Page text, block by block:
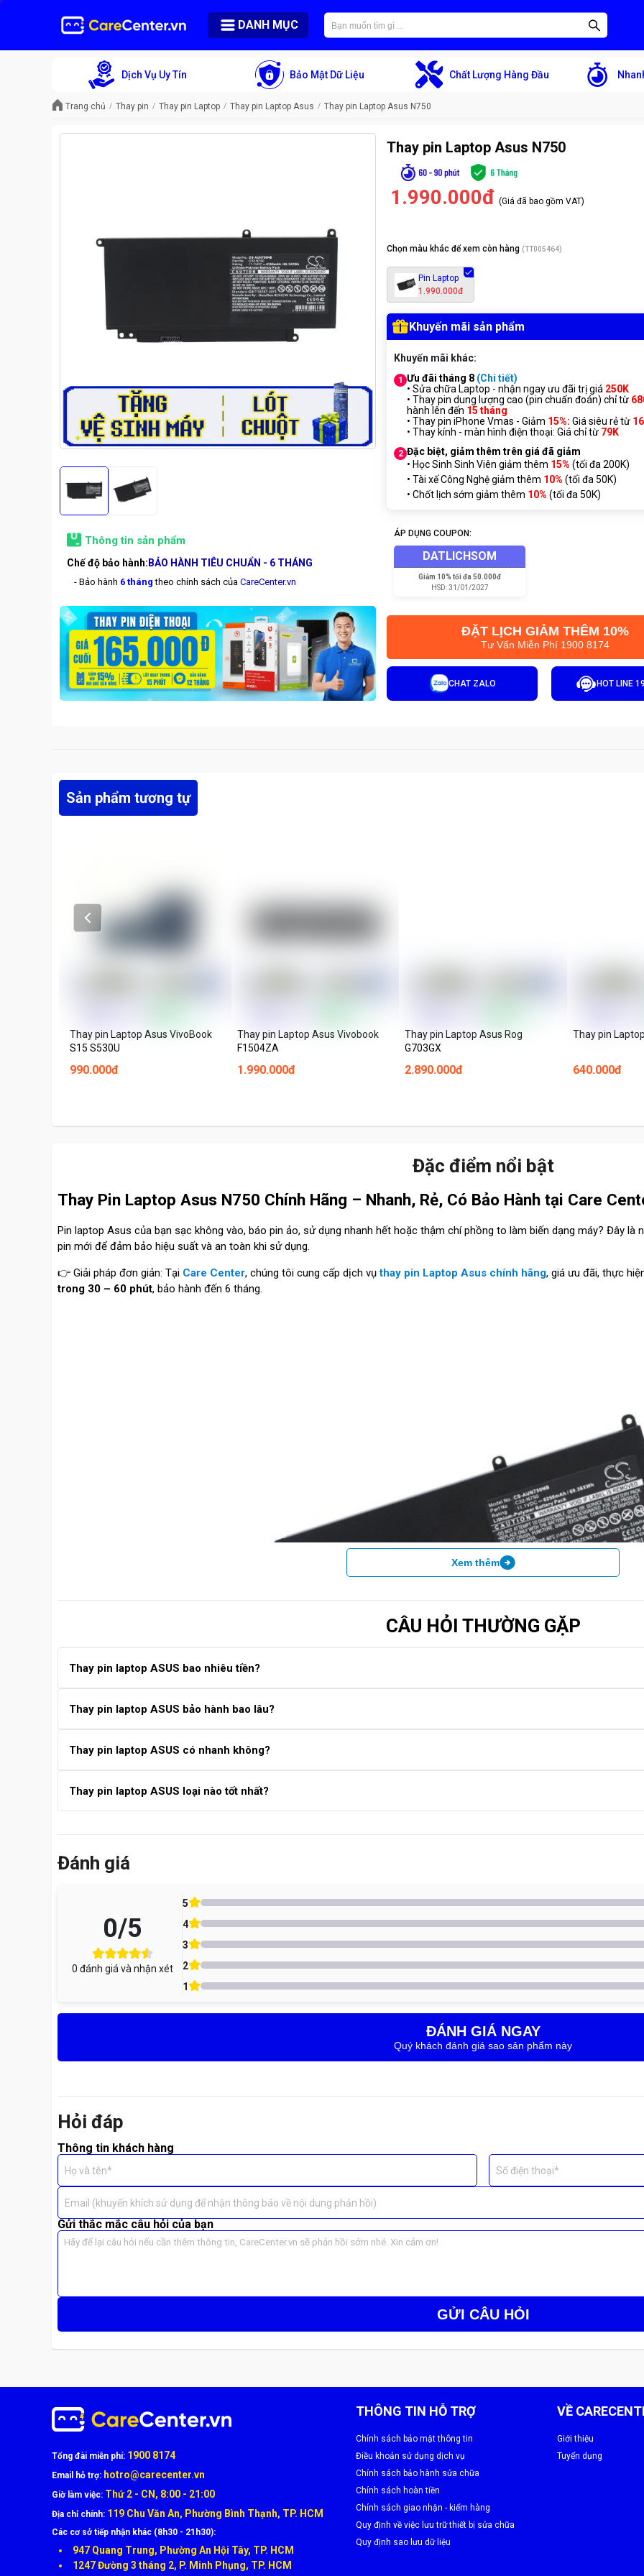
DANH MỤC
Dịch Vụ Uy Tín Bảo Mật Dữ Liệu Chất Lượng Hàng Đầu
Trang chủ Thay pin Thay pin Laptop Thay pin Laptop Asus Thay pin Laptop Asus N750
Thông tin sản phẩm
Chế độ bảo hành: BẢO HÀNH TIÊU CHUẨN - 6 THÁNG
- Bảo hành 6 tháng theo chính sách của CareCenter.vn
Thay pin Laptop Asus N750
1.990.000đ (Giá đã bao gồm VAT)
Chọn màu khác để xem còn hàng (TT005464)
Pin Laptop
1.990.000đ
Khuyến mãi sản phẩm
Khuyến mãi khác:
1 Ưu đãi tháng 8 (Chi tiết)
• Sửa chữa Laptop - nhận ngay ưu đãi trị giá 250K
• Thay pin dung lượng cao (pin chuẩn đoán) chỉ từ
hành lên đến 15 tháng
• Thay pin iPhone Vmas - Giảm 15%: Giá siêu rẻ từ
• Thay kính - màn hình điện thoại: Giá chỉ từ 79K
2 Đặc biệt, giảm thêm trên giá đã giảm
• Học Sinh Sinh Viên giảm thêm 15% (tối đa 200K)
• Tài xế Công Nghệ giảm thêm 10% (tối đa 50K)
• Chốt lịch sớm giảm thêm 10% (tối đa 50K)
ÁP DỤNG COUPON:
DATLICHSOM
Giảm 10% tối đa 50.000đ
HSD:31/01/2027
ĐẶT LỊCH GIẢM THÊM 10%
Tư Vấn Miễn Phí 1900 8174
CHAT ZALO HOT LINE
Sản phẩm tương tự
Thay pin Laptop Asus VivoBook
S15 S530U
990.000đ
Thay pin Laptop Asus Vivobook
F1504ZA
1.990.000đ
Thay pin Laptop Asus Rog
G703GX
2.890.000đ
Thay pin
640.000đ
Prev
Đặc điểm nổi bật
Thay Pin Laptop Asus N750 Chính Hãng – Nhanh, Rẻ, Có Bảo Hành tại Care
Pin laptop Asus của bạn sạc không vào, báo pin ảo, sử dụng nhanh hết hoặc thậm chí phồng to làm biến dạng máy? Đây là
pin mới để đảm bảo hiệu suất và an toàn khi sử dụng.
👉 Giải pháp đơn giản: Tại Care Center, chúng tôi cung cấp dịch vụ thay pin Laptop Asus chính hãng, giá ưu đãi, thực
trong 30 – 60 phút, bảo hành đến 6 tháng.
💥 Pin phồng – Nguy cơ cháy nổ, vỡ máy
⚡ Sạc không ổn định – Hư bo mạch, chai pin nhanh hơn
🛠 Đừng chờ đến khi máy hỏng nặng! Hãy thay pin kịp thời để kéo dài tuổi thọ thiết bị.
Báo giá chi tiết – Xác nhận linh kiện
Thay pin nhanh chóng dưới sự giám sát
Kiểm tra lại – Bàn giao – Bảo hành minh bạch
Xem thêm
CÂU HỎI THƯỜNG GẶP
Thay pin laptop ASUS bao nhiêu tiền?
Giá thay pin laptop ASUS thường dao động từ 450.000đ – 3.000.000đ, tùy theo dòng máy và loại pin (zin chính hãng
giá chính xác theo model.
Thay pin laptop ASUS bảo hành bao lâu?
Pin thay tại Care Center được bảo hành từ 6 – 12 tháng, tùy theo loại pin. Cam kết 1 đổi 1 nếu lỗi do nhà sản xuất trong
Thay pin laptop ASUS có nhanh không?
Quy trình thay pin laptop ASUS thường mất khoảng 30 – 90 phút. Một số dòng pin liền bên trong máy có thể mất thêm thời
Thay pin laptop ASUS loại nào tốt nhất?
Đánh giá
0/5
0 đánh giá và nhận xét
5
4
3
2
1
ĐÁNH GIÁ NGAY
Quý khách đánh giá sao sản phẩm này
Hỏi đáp
Thông tin khách hàng
Họ và tên* Số điện thoại*
Email (khuyến khích sử dụng để nhận thông báo về nội dung phản hồi)
Gửi thắc mắc câu hỏi của bạn
GỬI CÂU HỎI
Tổng đài miễn phí: 1900 8174
Email hỗ trợ: hotro@carecenter.vn
Giờ làm việc: Thứ 2 - CN, 8:00 - 21:00
Địa chỉ chính: 119 Chu Văn An, Phường Bình Thạnh, TP. HCM
Các cơ sở tiếp nhận khác (8h30 - 21h30):
947 Quang Trung, Phường An Hội Tây, TP. HCM
1247 Đường 3 tháng 2, P. Minh Phụng, TP. HCM
THÔNG TIN HỖ TRỢ
Chính sách bảo mật thông tin
Điều khoản sử dụng dịch vụ
Chính sách bảo hành sửa chữa
Chính sách hoàn tiền
Chính sách giao nhận - kiểm hàng
Quy định về việc lưu trữ thiết bị sửa chữa
Quy định sao lưu dữ liệu
VỀ
Giới thiệu
Tuyển dụng